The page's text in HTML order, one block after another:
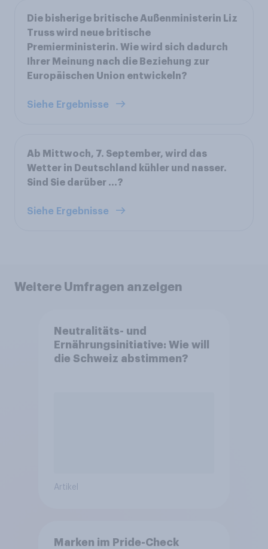
Die bisherige britische Außenministerin Liz
Truss wird neue britische
Premierministerin. Wie wird sich dadurch
Ihrer Meinung nach die Beziehung zur
Europäischen Union entwickeln?
Siehe Ergebnisse
Ab Mittwoch, 7. September, wird das
Wetter in Deutschland kühler und nasser.
Sind Sie darüber …?
Siehe Ergebnisse
Weitere Umfragen anzeigen
Neutralitäts- und
Ernährungsinitiative: Wie will
die Schweiz abstimmen?
Artikel
Marken im Pride-Check